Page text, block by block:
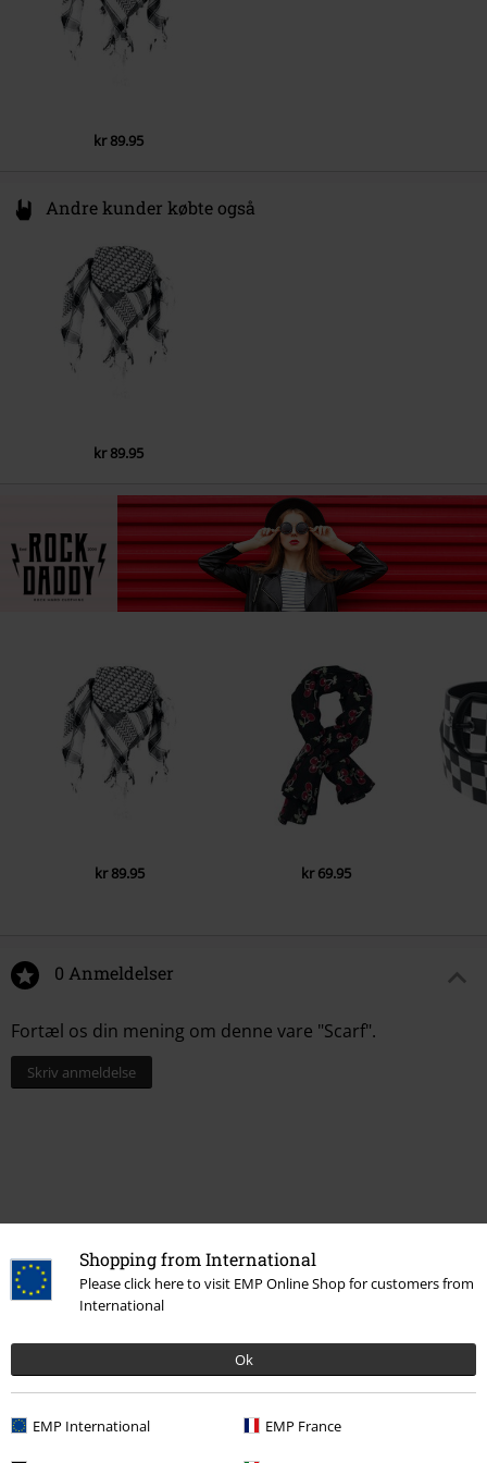
Shopping from International
Please click here to visit EMP Online Shop for customers from
International
Ok
EMP International EMP France
kr 89.95
Andre kunder købte også
kr 89.95
kr 89.95 kr 69.95
0 Anmeldelser
Fortæl os din mening om denne vare "Scarf".
Skriv anmeldelse
15%
Nyhedsbrev
info